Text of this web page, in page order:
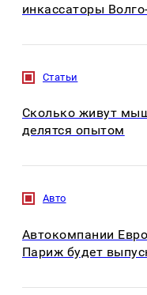
инкассаторы
Статьи
Сколько живут
делятся опытом
Авто
Автокомпании
Париж будет